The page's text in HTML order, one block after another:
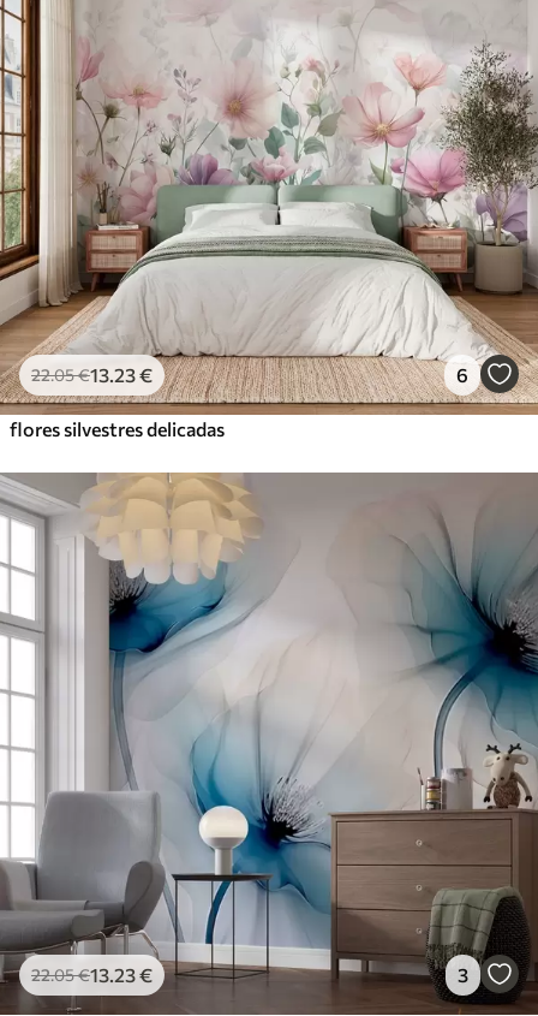
22.05€13 .23€ 6
flores silvestres delicadas
22.05€13 .23€ 3